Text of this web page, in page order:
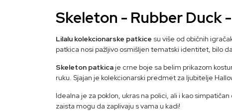
Skeleton - Rubber Duck
Lilalu kolekcionarske patkice su više od običnih
patkica nosi pažljivo osmišljen tematski identitet, bilo
Skeleton patkicaje crne boje sa belim prikazom
ruku. Sjajan je kolekcionarski predmet za ljubitelje
Idealna je za poklon, ukras na polici, ali i kao
zaista mogu da zaplivaju s vama u kadi!